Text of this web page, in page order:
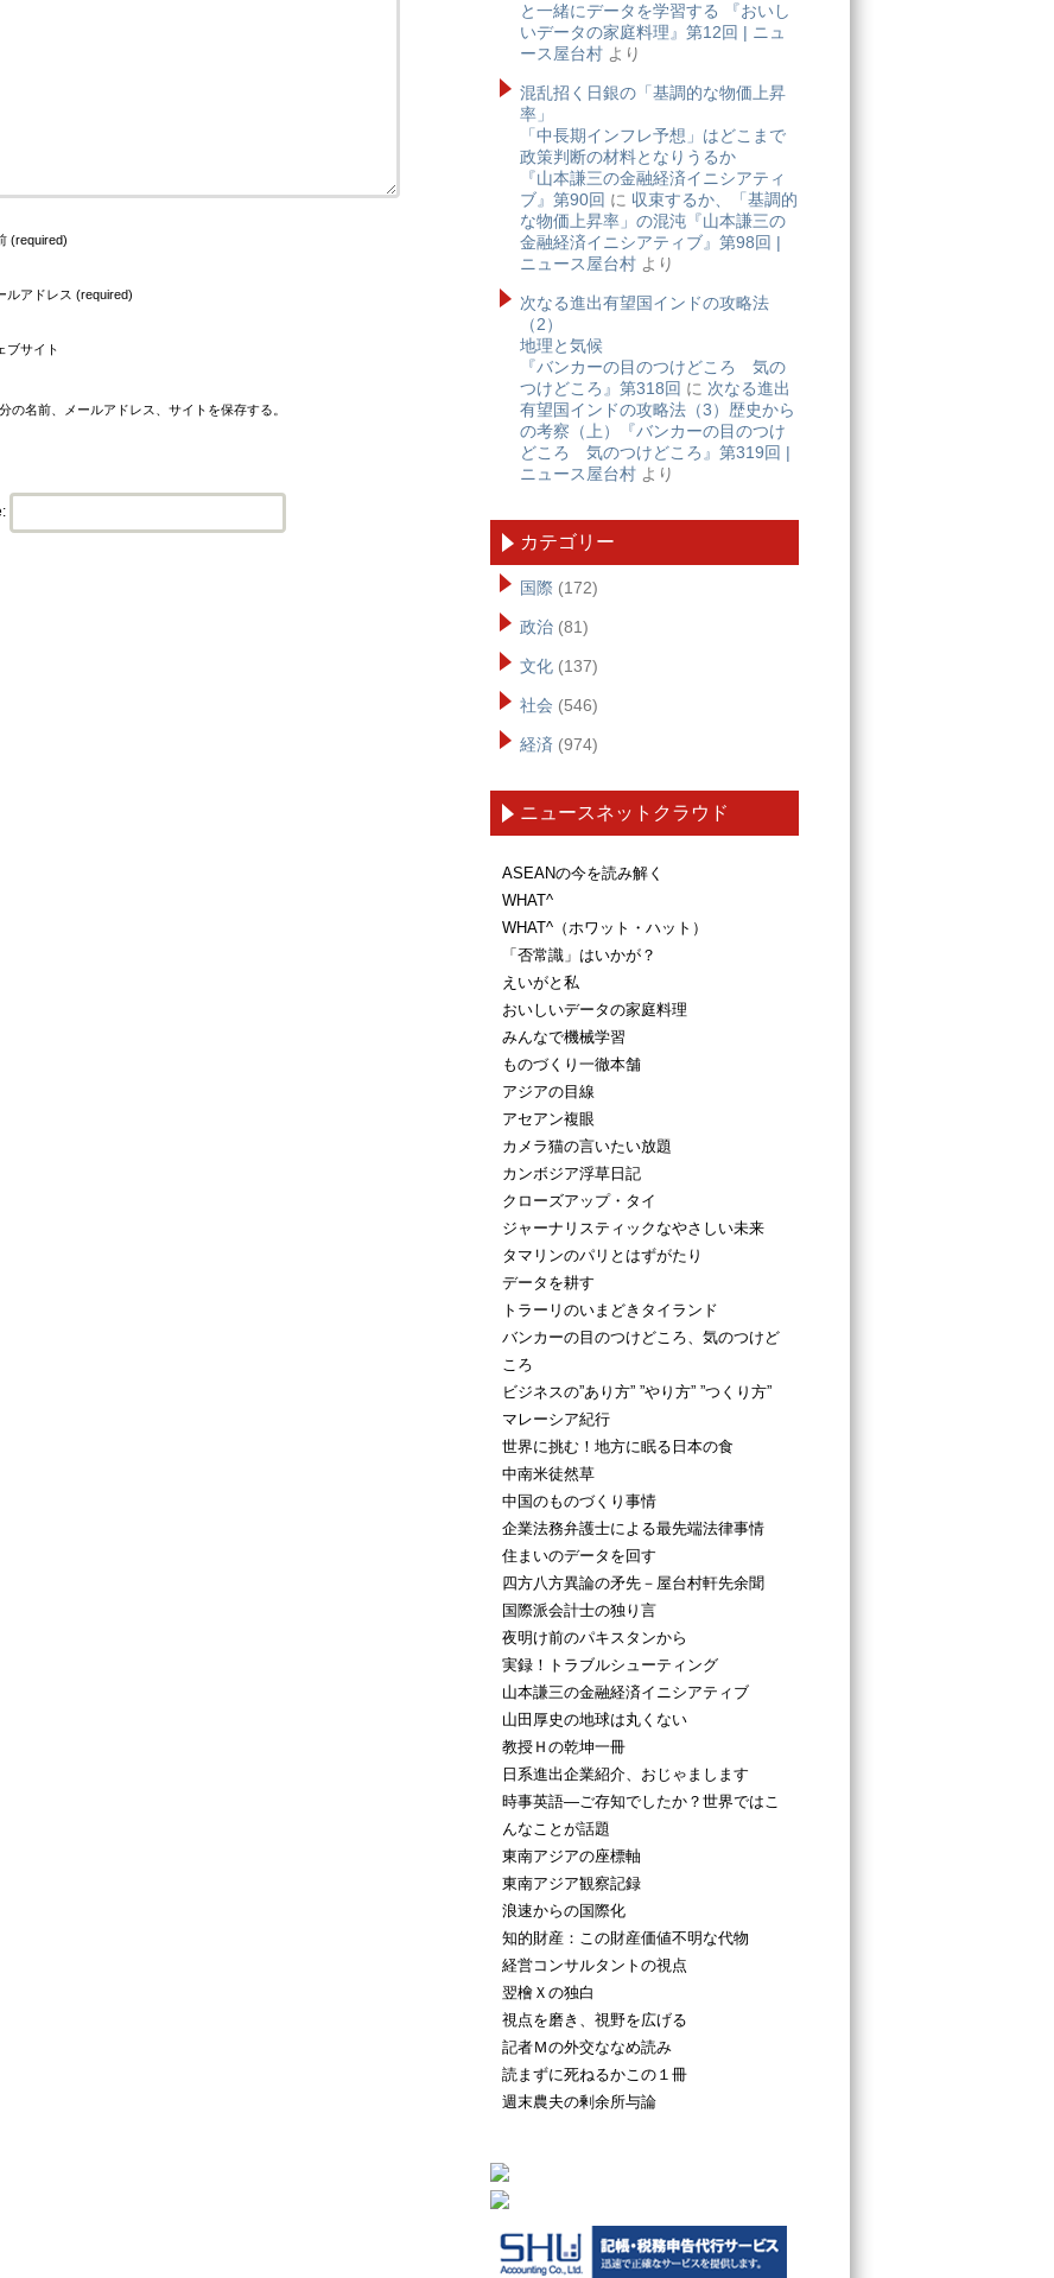
(required)
ルアドレス (required)
ブサイト
名前、メールアドレス、サイトを保存する。
と一緒にデータを学習する 『おいし
いデータの家庭料理』第12回 | ニュ
ース屋台村 より
混乱招く日銀の「基調的な物価上昇
率」
「中長期インフレ予想」はどこまで
政策判断の材料となりうるか
『山本謙三の金融経済イニシアティ
ブ』第90回 に 収束するか、「基調的
な物価上昇率」の混沌『山本謙三の
金融経済イニシアティブ』第98回 |
ニュース屋台村 より
次なる進出有望国インドの攻略法
（2）
地理と気候
『バンカーの目のつけどころ 気の
つけどころ』第318回 に 次なる進出
有望国インドの攻略法（3）歴史から
の考察（上）『バンカーの目のつけ
どころ 気のつけどころ』第319回 |
ニュース屋台村 より
カテゴリー
国際 (172)
政治 (81)
文化 (137)
社会 (546)
経済 (974)
ニュースネットクラウド
ASEANの今を読み解く
WHAT^
WHAT^（ホワット・ハット）
「否常識」はいかが？
えいがと私
おいしいデータの家庭料理
みんなで機械学習
ものづくり一徹本舗
アジアの目線
アセアン複眼
カメラ猫の言いたい放題
カンボジア浮草日記
クローズアップ・タイ
ジャーナリスティックなやさしい未来
タマリンのパリとはずがたり
データを耕す
トラーリのいまどきタイランド
バンカーの目のつけどころ、気のつけど
ころ
ビジネスの”あり方” ”やり方” ”つくり方”
マレーシア紀行
世界に挑む！地方に眠る日本の食
中南米徒然草
中国のものづくり事情
企業法務弁護士による最先端法律事情
住まいのデータを回す
四方八方異論の矛先－屋台村軒先余聞
国際派会計士の独り言
夜明け前のパキスタンから
実録！トラブルシューティング
山本謙三の金融経済イニシアティブ
山田厚史の地球は丸くない
教授Ｈの乾坤一冊
日系進出企業紹介、おじゃまします
時事英語―ご存知でしたか？世界ではこ
んなことが話題
東南アジアの座標軸
東南アジア観察記録
浪速からの国際化
知的財産：この財産価値不明な代物
経営コンサルタントの視点
翌檜Ｘの独白
視点を磨き、視野を広げる
記者Ｍの外交ななめ読み
読まずに死ねるかこの１冊
週末農夫の剰余所与論